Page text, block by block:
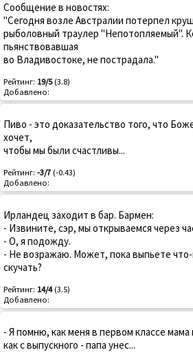
Сообщение в новостях:
"Сегодня возле Австралии потерпел
рыболовный траулер "Непотопляемый".
пьянствовавшая
во Владивостоке, не пострадала."
Рейтинг: 19/5(3.8)
Добавлено:
Пиво - это доказательство того, что
хочет,
чтобы мы были счастливы...
Рейтинг: -3/7 (-0.43)
Добавлено:
Ирландец заходит в бар. Бармен:
- Извините, сэр, мы открываемся через
- О, я подожду.
- Не возражаю. Может, пока выпьете
скучать?
Рейтинг: 14/4(3.5)
Добавлено:
- Я помню, как меня в первом классе
как с выпускного - папа унес...